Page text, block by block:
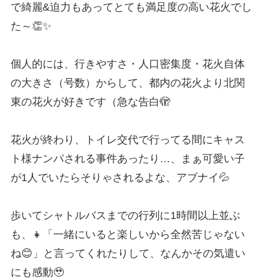
で綺麗&迫力もあってとても満足度の高い花火でし
た～👏✨
個人的には、行きやすさ・人口密集度・花火自体
の大きさ（号数）からして、都内の花火より北関
東の花火が好きです（急な告白🫣
花火が終わり、トイレ交代で行ってる間にキャス
ト様ナンパされる事件あったり…、まぁ可愛い子
が1人でいたらそりゃされるよな、アブナイ💦
歩いてシャトルバスまでの行列に1時間以上並ぶ
も、👧「一緒にいると楽しいから全然苦じゃない
ね😊」と言ってくれたりして、なんかその気遣い
にも感動🥹